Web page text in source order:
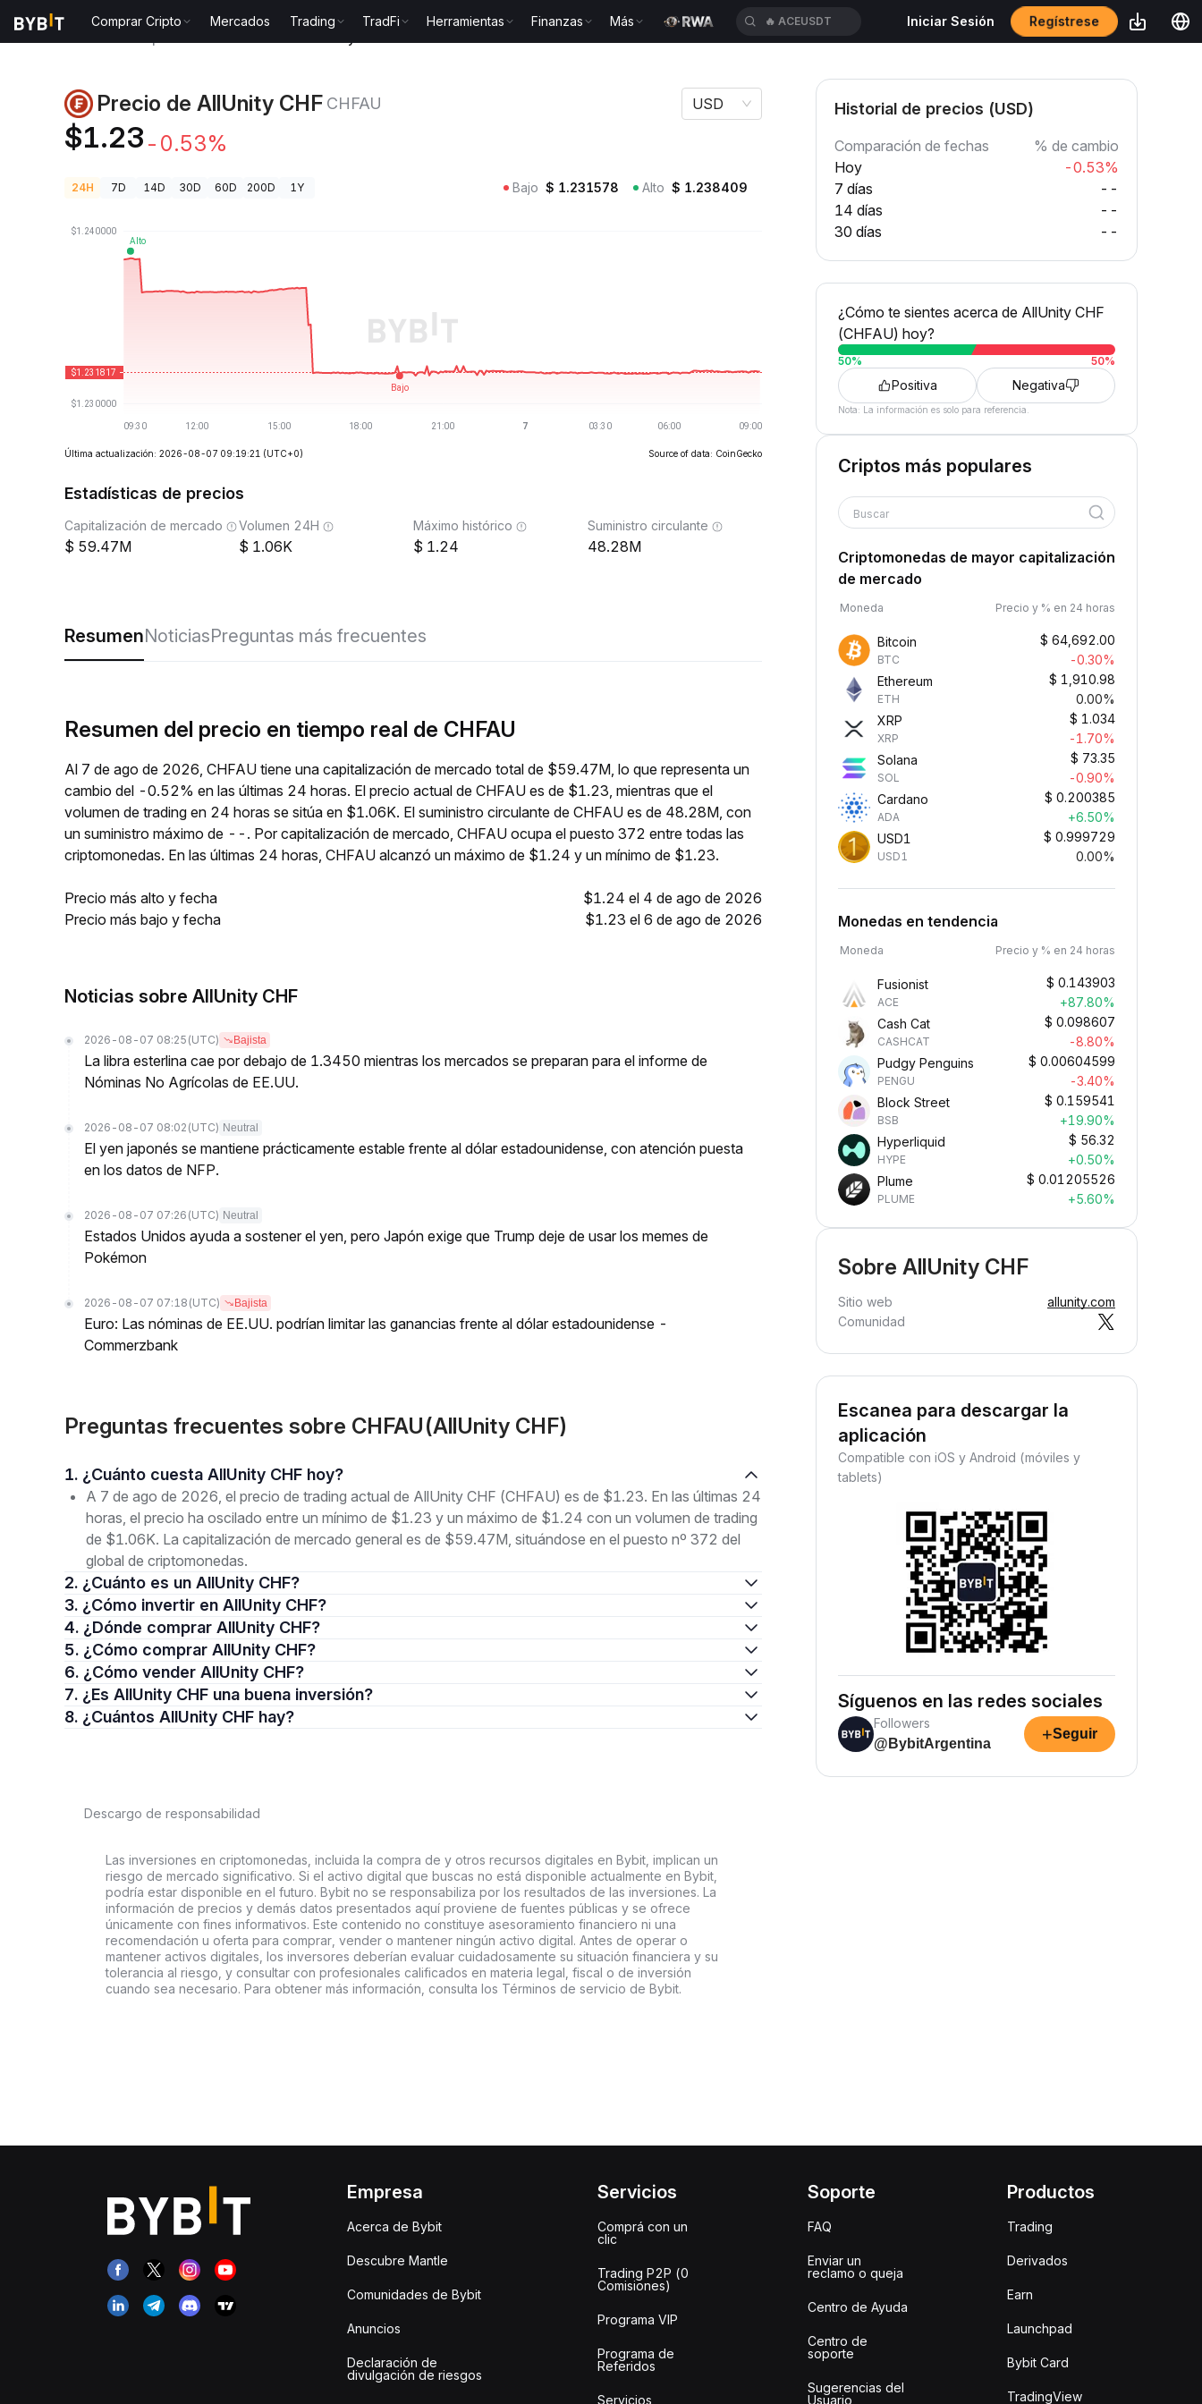
Comprar Cripto Mercados Trading TradFi Herramientas Finanzas Más 🔥 ACEUSDT Iniciar Sesión Regístrese
Precio de AllUnity CHF CHFAU
$1.23 -0.53%
USD
24H 7D 14D 30D 60D 200D 1Y Bajo $ 1.231578 Alto $ 1.238409
Última actualización: 2026-08-07 09:19:21 (UTC+0) Source of data: CoinGecko
Estadísticas de precios
Capitalización de mercado
59.47M
Volumen 24H
1.06K
Máximo histórico
1.24
Suministro circulante
48.28M
ResumenNoticiasPreguntas más frecuentes
Resumen del precio en tiempo real de CHFAU
Al 7 de ago de 2026, CHFAU tiene una capitalización de mercado total de $59.47M, lo que representa un
cambio del -0.52% en las últimas 24 horas. El precio actual de CHFAU es de $1.23, mientras que el
volumen de trading en 24 horas se sitúa en $1.06K. El suministro circulante de CHFAU es de 48.28M, con
un suministro máximo de --. Por capitalización de mercado, CHFAU ocupa el puesto 372 entre todas las
criptomonedas. En las últimas 24 horas, CHFAU alcanzó un máximo de $1.24 y un mínimo de $1.23.
Precio más alto y fecha
$1.24 el 4 de ago de 2026
Precio más bajo y fecha
$1.23 el 6 de ago de 2026
Noticias sobre AllUnity CHF
2026-08-07 08:25 (UTC) Bajista
La libra esterlina cae por debajo de 1.3450 mientras los mercados se preparan para el informe de
Nóminas No Agrícolas de EE.UU.
2026-08-07 08:02 (UTC) Neutral
El yen japonés se mantiene prácticamente estable frente al dólar estadounidense, con atención puesta
en los datos de NFP.
2026-08-07 07:26 (UTC) Neutral
Estados Unidos ayuda a sostener el yen, pero Japón exige que Trump deje de usar los memes de
Pokémon
2026-08-07 07:18 (UTC) Bajista
Euro: Las nóminas de EE.UU. podrían limitar las ganancias frente al dólar estadounidense -
Commerzbank
Preguntas frecuentes sobre CHFAU(AllUnity CHF)
1. ¿Cuánto cuesta AllUnity CHF hoy?
A 7 de ago de 2026, el precio de trading actual de AllUnity CHF (CHFAU) es de $1.23. En las últimas 24
horas, el precio ha oscilado entre un mínimo de $1.23 y un máximo de $1.24 con un volumen de trading
de $1.06K. La capitalización de mercado general es de $59.47M, situándose en el puesto nº 372 del
global de criptomonedas.
2. ¿Cuánto es un AllUnity CHF?
3. ¿Cómo invertir en AllUnity CHF?
4. ¿Dónde comprar AllUnity CHF?
5. ¿Cómo comprar AllUnity CHF?
6. ¿Cómo vender AllUnity CHF?
7. ¿Es AllUnity CHF una buena inversión?
8. ¿Cuántos AllUnity CHF hay?
Descargo de responsabilidad
Las inversiones en criptomonedas, incluida la compra de y otros recursos digitales en Bybit, implican un
riesgo de mercado significativo. Si el activo digital que buscas no está disponible actualmente en Bybit,
podría estar disponible en el futuro. Bybit no se responsabiliza por los resultados de las inversiones. La
información de precios y demás datos presentados aquí proviene de fuentes públicas y se ofrece
únicamente con fines informativos. Este contenido no constituye asesoramiento financiero ni una
recomendación u oferta para comprar, vender o mantener ningún activo digital. Antes de operar o
mantener activos digitales, los inversores deberían evaluar cuidadosamente su situación financiera y su
tolerancia al riesgo, y consultar con profesionales calificados en materia legal, fiscal o de inversión
cuando sea necesario. Para obtener más información, consulta los Términos de servicio de Bybit.
Historial de precios (USD)
Comparación de fechas
% de cambio
Hoy
-0.53%
7 días
--
14 días
--
30 días
--
¿Cómo te sientes acerca de AllUnity CHF
(CHFAU) hoy?
50% 50%
Positiva Negativa
Nota: La información es solo para referencia.
Criptos más populares
Buscar
Criptomonedas de mayor capitalización
de mercado
Moneda Precio y % en 24 horas
Bitcoin
BTC
$ 64,692.00
-0.30%
Ethereum
ETH
$ 1,910.98
0.00%
XRP
XRP
$ 1.034
-1.70%
Solana
SOL
$ 73.35
-0.90%
Cardano
ADA
$ 0.200385
+6.50%
USD1
USD1
$ 0.999729
0.00%
Monedas en tendencia
Moneda Precio y % en 24 horas
Fusionist
ACE
$ 0.143903
+87.80%
Cash Cat
CASHCAT
$ 0.098607
-8.80%
Pudgy Penguins
PENGU
$ 0.00604599
-3.40%
Block Street
BSB
$ 0.159541
+19.90%
Hyperliquid
HYPE
$ 56.32
+0.50%
Plume
PLUME
$ 0.01205526
+5.60%
Sobre AllUnity CHF
Sitio web
allunity.com
Comunidad
Escanea para descargar la
aplicación
Compatible con iOS y Android (móviles y
tablets)
Síguenos en las redes sociales
Followers
@BybitArgentina
+Seguir
Empresa
Acerca de Bybit
Descubre Mantle
Comunidades de Bybit
Anuncios
Declaración de
divulgación de riesgos
Servicios
Comprá con un
clic
Trading P2P (0
Comisiones)
Programa VIP
Programa de
Referidos
Servicios
Soporte
FAQ
Enviar un
reclamo o queja
Centro de Ayuda
Centro de
soporte
Sugerencias del
Usuario
Productos
Trading
Derivados
Earn
Launchpad
Bybit Card
TradingView